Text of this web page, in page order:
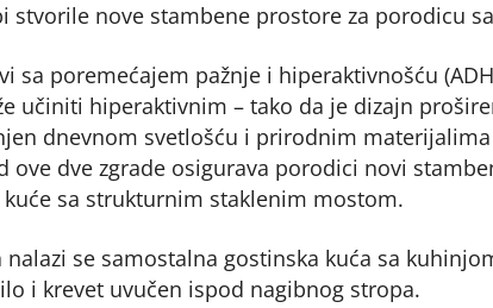
stvorile nove stambene prostore za porodicu
sa poremećajem pažnje i hiperaktivnošću
učiniti hiperaktivnim – tako da je dizajn
dnevnom svetlošću i prirodnim
ove dve zgrade osigurava porodici novi
sa strukturnim staklenim mostom.
se samostalna gostinska kuća sa
i krevet uvučen ispod nagibnog stropa.